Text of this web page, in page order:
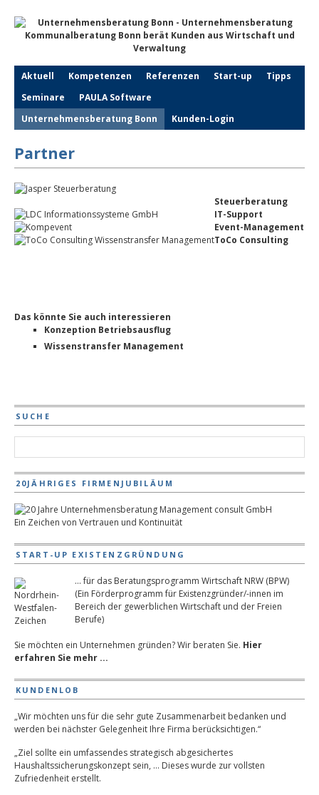
Aktuell Kompetenzen Referenzen Start-up
Tipps
Seminare
PAULA Software
Unternehmensberatung Bonn
Kunden-Login
Partner
Steuerberatung
IT-Support
Event-Management
ToCo Consulting
Das könnte Sie auch interessieren
Konzeption Betriebsausflug
Wissenstransfer Management
SUCHE
20JÄHRIGES FIRMENJUBILÄUM
Ein Zeichen von Vertrauen und Kontinuität
START-UP EXISTENZGRÜNDUNG
... für das Beratungsprogramm Wirtschaft NRW (BPW)
(Ein Förderprogramm für Existenzgründer/-innen im
Bereich der gewerblichen Wirtschaft und der Freien
Berufe)
Sie möchten ein Unternehmen gründen? Wir beraten Sie. Hier
erfahren Sie mehr ...
KUNDENLOB
„Wir möchten uns für die sehr gute Zusammenarbeit bedanken und
werden bei nächster Gelegenheit Ihre Firma berücksichtigen.“
„Ziel sollte ein umfassendes strategisch abgesichertes
Haushaltssicherungskonzept sein, … Dieses wurde zur vollsten
Zufriedenheit erstellt.